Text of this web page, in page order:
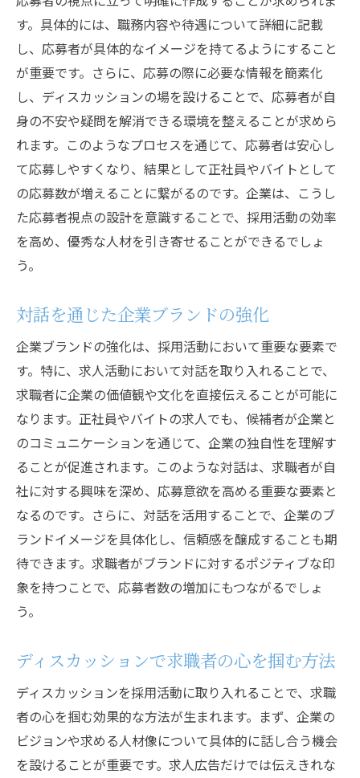
す。具体的には、職務内容や待遇について詳細に記載
し、応募者が具体的なイメージを持てるようにすること
が重要です。さらに、応募の際に必要な情報を簡素化
し、ディスカッションの場を設けることで、応募者が自
身の不安や疑問を解消できる環境を整えることが求めら
れます。このようなプロセスを通じて、応募者は安心し
て応募しやすくなり、結果として正社員やバイトとして
の応募数が増えることに繋がるのです。企業は、こうし
た応募者視点の設計を意識することで、採用活動の効率
を高め、優秀な人材を引き寄せることができるでしょ
う。
対話を通じた企業ブランドの強化
企業ブランドの強化は、採用活動において重要な要素で
す。特に、求人活動において対話を取り入れることで、
求職者に企業の価値観や文化を直接伝えることが可能に
なります。正社員やバイトの求人でも、候補者が企業と
のコミュニケーションを通じて、企業の独自性を理解す
ることが促進されます。このような対話は、求職者が自
社に対する興味を深め、応募意欲を高める重要な要素と
なるのです。さらに、対話を活用することで、企業のブ
ランドイメージを具体化し、信頼感を醸成することも期
待できます。求職者がブランドに対するポジティブな印
象を持つことで、応募者数の増加にもつながるでしょ
う。
ディスカッションで求職者の心を掴む方法
ディスカッションを採用活動に取り入れることで、求職
者の心を掴む効果的な方法が生まれます。まず、企業の
ビジョンや求める人材像について具体的に話し合う機会
を設けることが重要です。求人広告だけでは伝えきれな